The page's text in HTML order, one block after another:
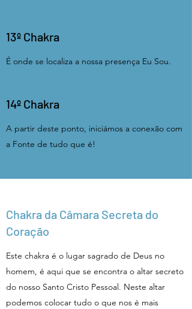
13º Chakra
É onde se localiza a nossa presença Eu Sou.
14º Chakra
A partir deste ponto, iniciámos a conexão com
a Fonte de tudo que é!
Chakra da Câmara Secreta do
Coração
Este chakra é o lugar sagrado de Deus no
homem, é aqui que se encontra o altar secreto
do nosso Santo Cristo Pessoal. Neste altar
podemos colocar tudo o que nos é mais